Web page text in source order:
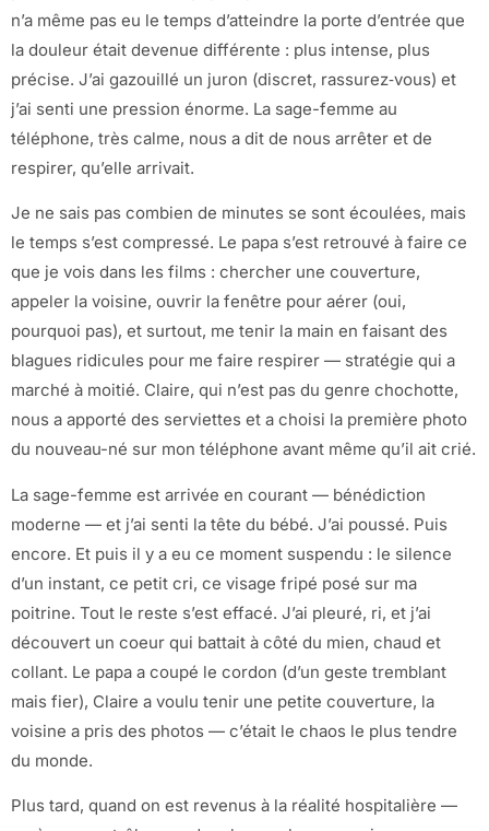
n’a même pas eu le temps d’atteindre la porte d’entrée que
la douleur était devenue différente : plus intense, plus
précise. J’ai gazouillé un juron (discret, rassurez‑vous) et
j’ai senti une pression énorme. La sage-femme au
téléphone, très calme, nous a dit de nous arrêter et de
respirer, qu’elle arrivait.
Je ne sais pas combien de minutes se sont écoulées, mais
le temps s’est compressé. Le papa s’est retrouvé à faire ce
que je vois dans les films : chercher une couverture,
appeler la voisine, ouvrir la fenêtre pour aérer (oui,
pourquoi pas), et surtout, me tenir la main en faisant des
blagues ridicules pour me faire respirer — stratégie qui a
marché à moitié. Claire, qui n’est pas du genre chochotte,
nous a apporté des serviettes et a choisi la première photo
du nouveau-né sur mon téléphone avant même qu’il ait crié.
La sage-femme est arrivée en courant — bénédiction
moderne — et j’ai senti la tête du bébé. J’ai poussé. Puis
encore. Et puis il y a eu ce moment suspendu : le silence
d’un instant, ce petit cri, ce visage fripé posé sur ma
poitrine. Tout le reste s’est effacé. J’ai pleuré, ri, et j’ai
découvert un coeur qui battait à côté du mien, chaud et
collant. Le papa a coupé le cordon (d’un geste tremblant
mais fier), Claire a voulu tenir une petite couverture, la
voisine a pris des photos — c’était le chaos le plus tendre
du monde.
Plus tard, quand on est revenus à la réalité hospitalière —